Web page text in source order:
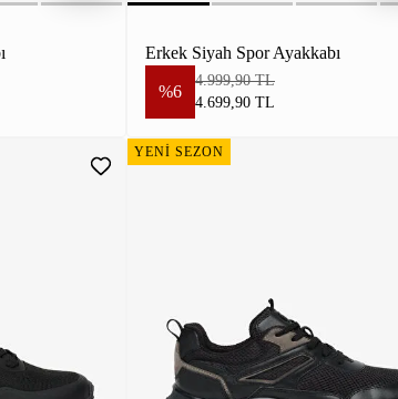
Erkek Siyah Spor Ayakkabı
%6
4.999,90 TL
4.699,90 TL
YENİ SEZON